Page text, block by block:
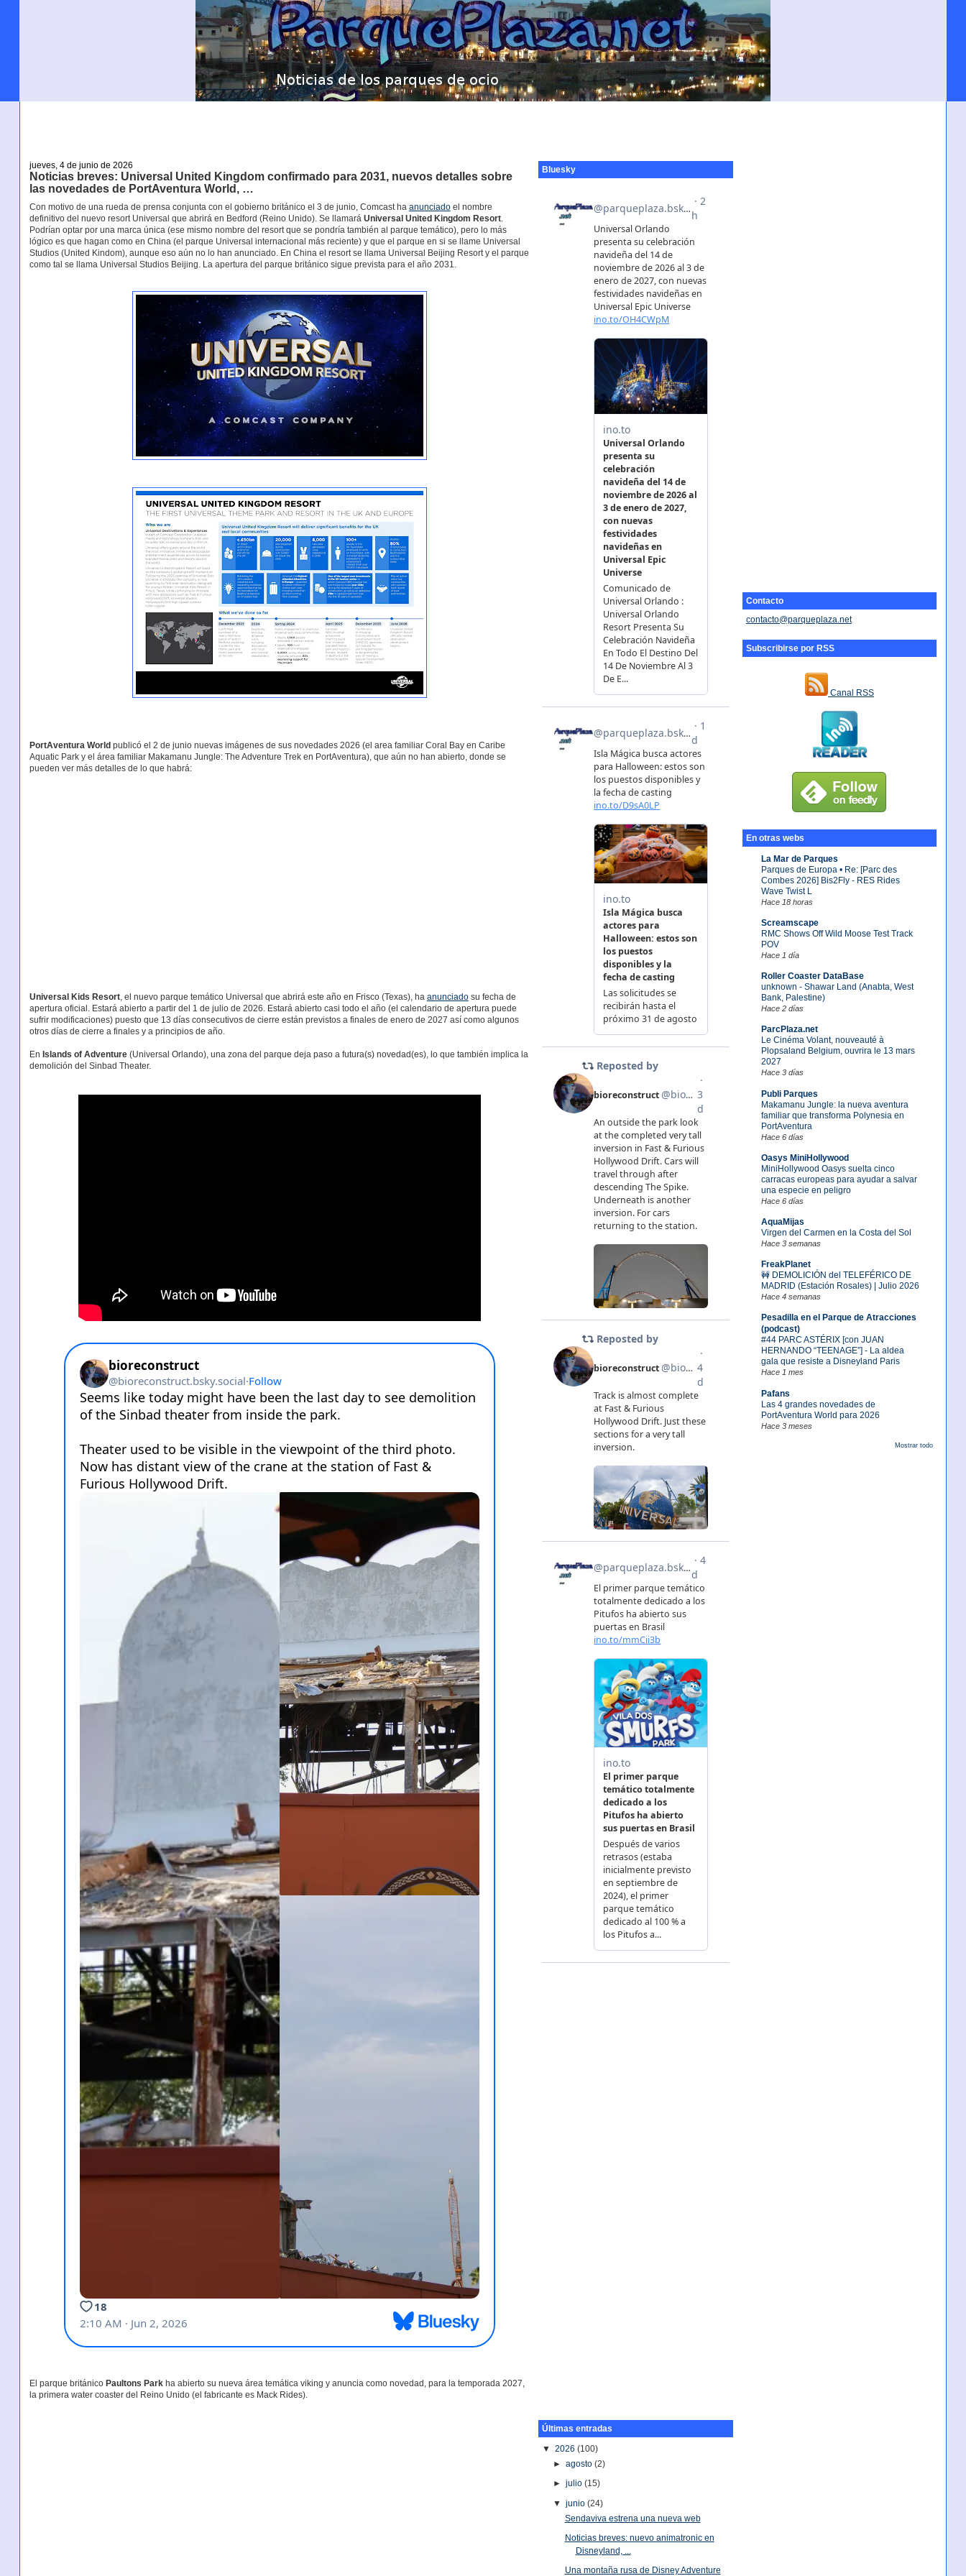
Contacto
contacto@parqueplaza.net
Subscribirse por RSS
Canal RSS
En otras webs
La Mar de Parques
Parques de Europa • Re: [Parc des
Combes 2026] Bis2Fly - RES Rides
Wave Twist L
Hace 18 horas
Screamscape
RMC Shows Off Wild Moose Test Track
POV
Hace 1 día
Roller Coaster DataBase
unknown - Shawar Land (Anabta, West
Bank, Palestine)
Hace 2 días
ParcPlaza.net
Le Cinéma Volant, nouveauté à
Plopsaland Belgium, ouvrira le 13 mars
2027
Hace 3 días
Publi Parques
Makamanu Jungle: la nueva aventura
familiar que transforma Polynesia en
PortAventura
Hace 6 días
Oasys MiniHollywood
MiniHollywood Oasys suelta cinco
carracas europeas para ayudar a salvar
una especie en peligro
Hace 6 días
AquaMijas
Virgen del Carmen en la Costa del Sol
Hace 3 semanas
FreakPlanet
🚧 DEMOLICIÓN del TELEFÉRICO DE
MADRID (Estación Rosales) | Julio 2026
Hace 4 semanas
Pesadilla en el Parque de Atracciones
(podcast)
#44 PARC ASTÉRIX [con JUAN
HERNANDO “TEENAGE”] - La aldea
gala que resiste a Disneyland Paris
Hace 1 mes
Pafans
Las 4 grandes novedades de
PortAventura World para 2026
Hace 3 meses
Mostrar todo
jueves, 4 de junio de 2026
Noticias breves: Universal United Kingdom confirmado para 2031, nuevos detalles sobre
las novedades de PortAventura World, …
Con motivo de una rueda de prensa conjunta con el gobierno británico el 3 de junio, Comcast ha anunciadoel nombre
definitivo del nuevo resort Universal que abrirá en Bedford (Reino Unido). Se llamará Universal United Kingdom Resort.
Podrían optar por una marca única (ese mismo nombre del resort que se pondría también al parque temático), pero lo más
lógico es que hagan como en China (el parque Universal internacional más reciente) y que el parque en si se llame Universal
Studios (United Kindom), aunque eso aún no lo han anunciado. En China el resort se llama Universal Beijing Resort y el parque
como tal se llama Universal Studios Beijing. La apertura del parque británico sigue prevista para el año 2031.
PortAventura Worldpublicó el 2 de junio nuevas imágenes de sus novedades 2026 (el area familiar Coral Bay en Caribe
Aquatic Park y el área familiar Makamanu Jungle: The Adventure Trek en PortAventura), que aún no han abierto, donde se
pueden ver más detalles de lo que habrá:
Universal Kids Resort, el nuevo parque temático Universal que abrirá este año en Frisco (Texas), ha anunciadosu fecha de
apertura oficial. Estará abierto a partir del 1 de julio de 2026. Estará abierto casi todo el año (el calendario de apertura puede
sufrir modificaciones) puesto que 13 días consecutivos de cierre están previstos a finales de enero de 2027 así como algunos
otros días de cierre a finales y a principios de año.
En Islands of Adventure(Universal Orlando), una zona del parque deja paso a futura(s) novedad(es), lo que también implica la
demolición del Sinbad Theater.
El parque británico Paultons Parkha abierto su nueva área temática viking y anuncia como novedad, para la temporada 2027,
la primera water coaster del Reino Unido (el fabricante es Mack Rides).
Bluesky
Últimas entradas
▼2026(100)
►agosto(2)
►julio(15)
▼junio(24)
Sendaviva estrena una nueva web
Noticias breves: nuevo animatronic en
Disneyland, ...
Una montaña rusa de Disney Adventure